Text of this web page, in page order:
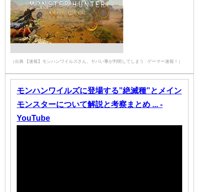
（出典 【速報】モンハンワイルズさん、ヤバい事が判明してしまう : ゲーマー速報！）
モンハンワイルズに登場する”絶滅種”とメイン
モンスターについて解説と考察まとめ ... -
YouTube